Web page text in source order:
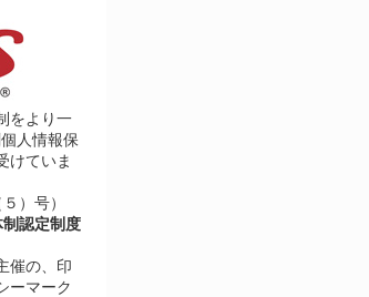
をより一
人情報保
けていま
）号）
認定制度
催の、印
ーマーク